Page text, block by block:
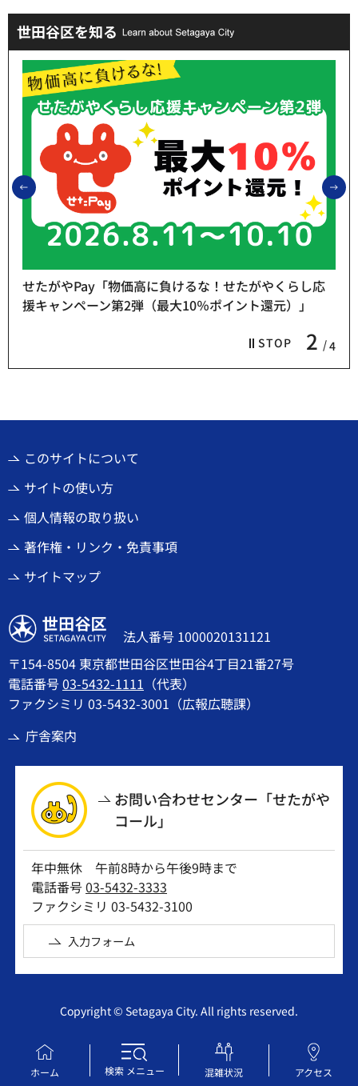
ホーム 検索メニュー 混雑状況 アクセス
世田谷区を知る
前のスライドを表示
STOP 2 4
せたがやPay「物価高に負けるな！せたがやくらし応
援キャンペーン第2弾（最大10％ポイント還元）」
このサイトについて
サイトの使い方
個人情報の取り扱い
著作権・リンク・免責事項
サイトマップ
世田谷区
法人番号 1000020131121
〒154-8504 東京都世田谷区世田谷4丁目21番27号
電話番号03-5432-1111 （代表）
ファクシミリ 03-5432-3001（広報広聴課）
庁舎案内
お問い合わせセンター「せたがや
コール」
年中無休 午前8時から午後9時まで
電話番号03-5432-3333
ファクシミリ 03-5432-3100
入力フォーム
Copyright © Setagaya City. All rights reserved.